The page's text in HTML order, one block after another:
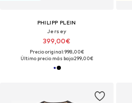
PHILIPP PLEIN
Jersey
399,00€
Precio original: 998,00€
Último precio más bajo:299,00€